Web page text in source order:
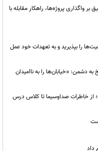
واگذاری پروژه‌ها، راهکار مقابله با
را بپذیرید و به تعهدات خود عمل
دشمن: «خیابان‌ها را به ناامیدان
از خاطرات صداوسیما تا کلاس درس
داد